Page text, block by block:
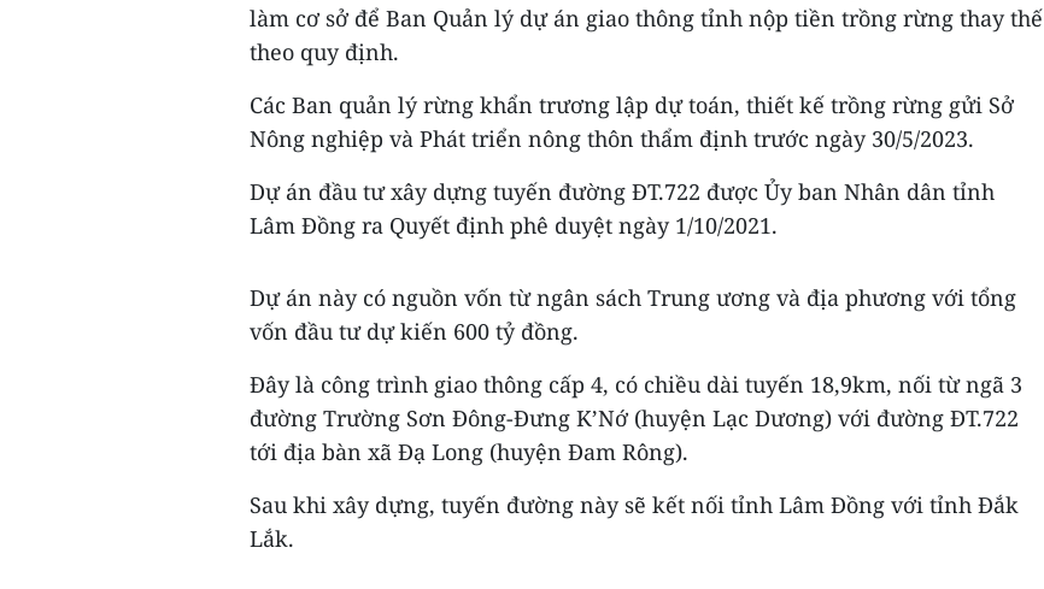
làm cơ sở để Ban Quản lý dự án giao thông tỉnh nộp tiền trồng rừng thay thế
theo quy định.
Các Ban quản lý rừng khẩn trương lập dự toán, thiết kế trồng rừng gửi Sở
Nông nghiệp và Phát triển nông thôn thẩm định trước ngày 30/5/2023.
Dự án đầu tư xây dựng tuyến đường ĐT.722 được Ủy ban Nhân dân tỉnh
Lâm Đồng ra Quyết định phê duyệt ngày 1/10/2021.
Dự án này có nguồn vốn từ ngân sách Trung ương và địa phương với tổng
vốn đầu tư dự kiến 600 tỷ đồng.
Đây là công trình giao thông cấp 4, có chiều dài tuyến 18,9km, nối từ ngã 3
đường Trường Sơn Đông-Đưng K’Nớ (huyện Lạc Dương) với đường ĐT.722
tới địa bàn xã Đạ Long (huyện Đam Rông).
Sau khi xây dựng, tuyến đường này sẽ kết nối tỉnh Lâm Đồng với tỉnh Đắk
Lắk.